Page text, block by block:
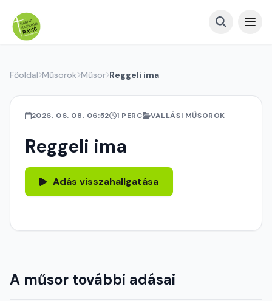
Főoldal Műsorok Műsor Reggeli ima
2026. 06. 08. 06:52 1 PERC VALLÁSI MŰSOROK
Reggeli ima
Adás visszahallgatása
A műsor további adásai